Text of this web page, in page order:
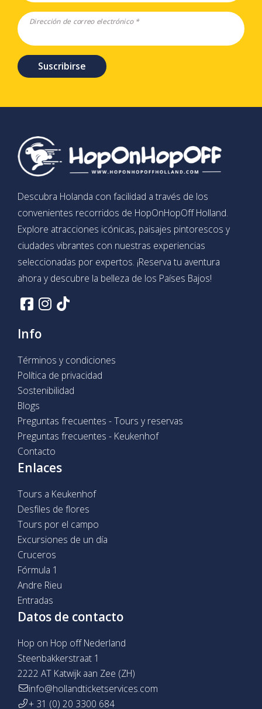
Dirección de correo electrónico *
Suscribirse
Descubra Holanda con facilidad a través de los
convenientes recorridos de HopOnHopOff Holland.
Explore atracciones icónicas, paisajes pintorescos y
ciudades vibrantes con nuestras experiencias
seleccionadas por expertos. ¡Reserva tu aventura
ahora y descubre la belleza de los Países Bajos!
Info
Términos y condiciones
Política de privacidad
Sostenibilidad
Blogs
Preguntas frecuentes - Tours y reservas
Preguntas frecuentes - Keukenhof
Contacto
Enlaces
Tours a Keukenhof
Desfiles de flores
Tours por el campo
Excursiones de un día
Cruceros
Fórmula 1
Andre Rieu
Entradas
Datos de contacto
Hop on Hop off Nederland
Steenbakkerstraat 1
2222 AT Katwijk aan Zee (ZH)
info@hollandticketservices.com
+ 31 (0) 20 3300 684